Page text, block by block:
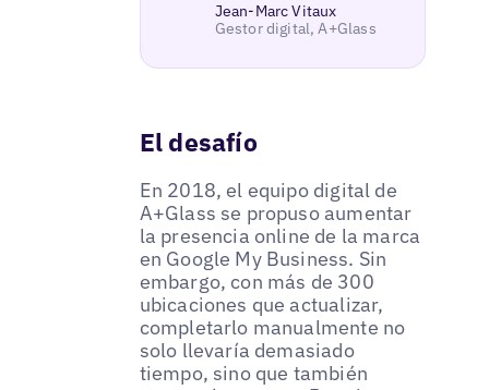
Jean-Marc Vitaux
Gestor digital, A+Glass
El desafío
En 2018, el equipo digital de
A+Glass se propuso aumentar
la presencia online de la marca
en Google My Business. Sin
embargo, con más de 300
ubicaciones que actualizar,
completarlo manualmente no
solo llevaría demasiado
tiempo, sino que también